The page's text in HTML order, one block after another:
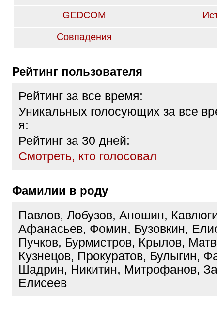
GEDCOM
Совпадения
Рейтинг пользователя
Рейтинг за все время:
Уникальных голосующих за все
я:
Рейтинг за 30 дней:
Cмотреть, кто голосовал
Фамилии в роду
Павлов, Лобузов, Аношин,
Афанасьев, Фомин, Бузовкин,
Пучков, Бурмистров, Крылов,
Кузнецов, Прокуратов, Булыгин,
Шадрин, Никитин, Митрофанов,
Елисеев